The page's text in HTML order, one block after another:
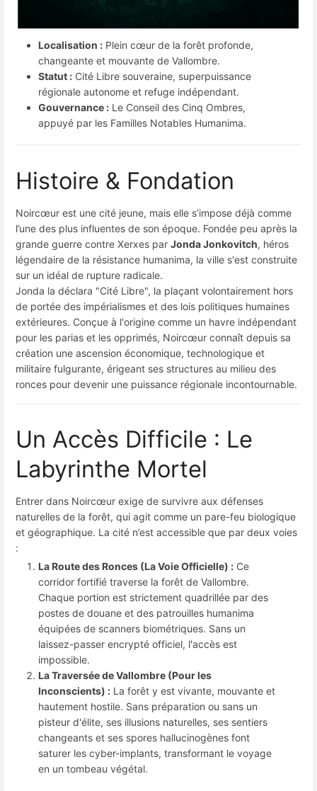
Localisation : Plein cœur de la forêt profonde,
changeante et mouvante de Vallombre.
Statut : Cité Libre souveraine, superpuissance
régionale autonome et refuge indépendant.
Gouvernance : Le Conseil des Cinq Ombres,
appuyé par les Familles Notables Humanima.
Histoire & Fondation
Noircœur est une cité jeune, mais elle s’impose déjà comme
l’une des plus influentes de son époque. Fondée peu après la
grande guerre contre Xerxes par Jonda Jonkovitch, héros
légendaire de la résistance humanima, la ville s'est construite
sur un idéal de rupture radicale.
Jonda la déclara "Cité Libre", la plaçant volontairement hors
de portée des impérialismes et des lois politiques humaines
extérieures. Conçue à l'origine comme un havre indépendant
pour les parias et les opprimés, Noircœur connaît depuis sa
création une ascension économique, technologique et
militaire fulgurante, érigeant ses structures au milieu des
ronces pour devenir une puissance régionale incontournable.
Un Accès Difficile : Le
Labyrinthe Mortel
Entrer dans Noircœur exige de survivre aux défenses
naturelles de la forêt, qui agit comme un pare-feu biologique
et géographique. La cité n’est accessible que par deux voies
:
La Route des Ronces (La Voie Officielle) : Ce
corridor fortifié traverse la forêt de Vallombre.
Chaque portion est strictement quadrillée par des
postes de douane et des patrouilles humanima
équipées de scanners biométriques. Sans un
laissez-passer encrypté officiel, l'accès est
impossible.
La Traversée de Vallombre (Pour les
Inconscients) : La forêt y est vivante, mouvante et
hautement hostile. Sans préparation ou sans un
pisteur d'élite, ses illusions naturelles, ses sentiers
changeants et ses spores hallucinogènes font
saturer les cyber-implants, transformant le voyage
en un tombeau végétal.